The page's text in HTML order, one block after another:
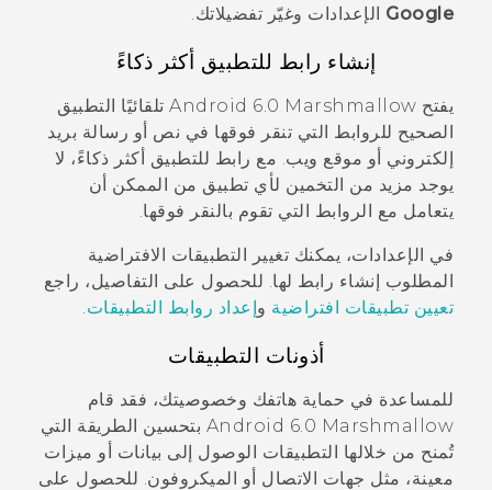
Google الإعدادات وغيّر تفضيلاتك.
إنشاء رابط للتطبيق أكثر ذكاءً
يفتح Android 6.0 Marshmallow تلقائيًا التطبيق
الصحيح للروابط التي تنقر فوقها في نص أو رسالة بريد
إلكتروني أو موقع ويب. مع رابط للتطبيق أكثر ذكاءً، لا
يوجد مزيد من التخمين لأي تطبيق من الممكن أن
يتعامل مع الروابط التي تقوم بالنقر فوقها.
في الإعدادات، يمكنك تغيير التطبيقات الافتراضية
المطلوب إنشاء رابط لها. للحصول على التفاصيل، راجع
تعيين تطبيقات افتراضية وإعداد روابط التطبيقات.
أذونات التطبيقات
للمساعدة في حماية هاتفك وخصوصيتك، فقد قام
Android 6.0 Marshmallow بتحسين الطريقة التي
تُمنح من خلالها التطبيقات الوصول إلى بيانات أو ميزات
معينة، مثل جهات الاتصال أو الميكروفون. للحصول على